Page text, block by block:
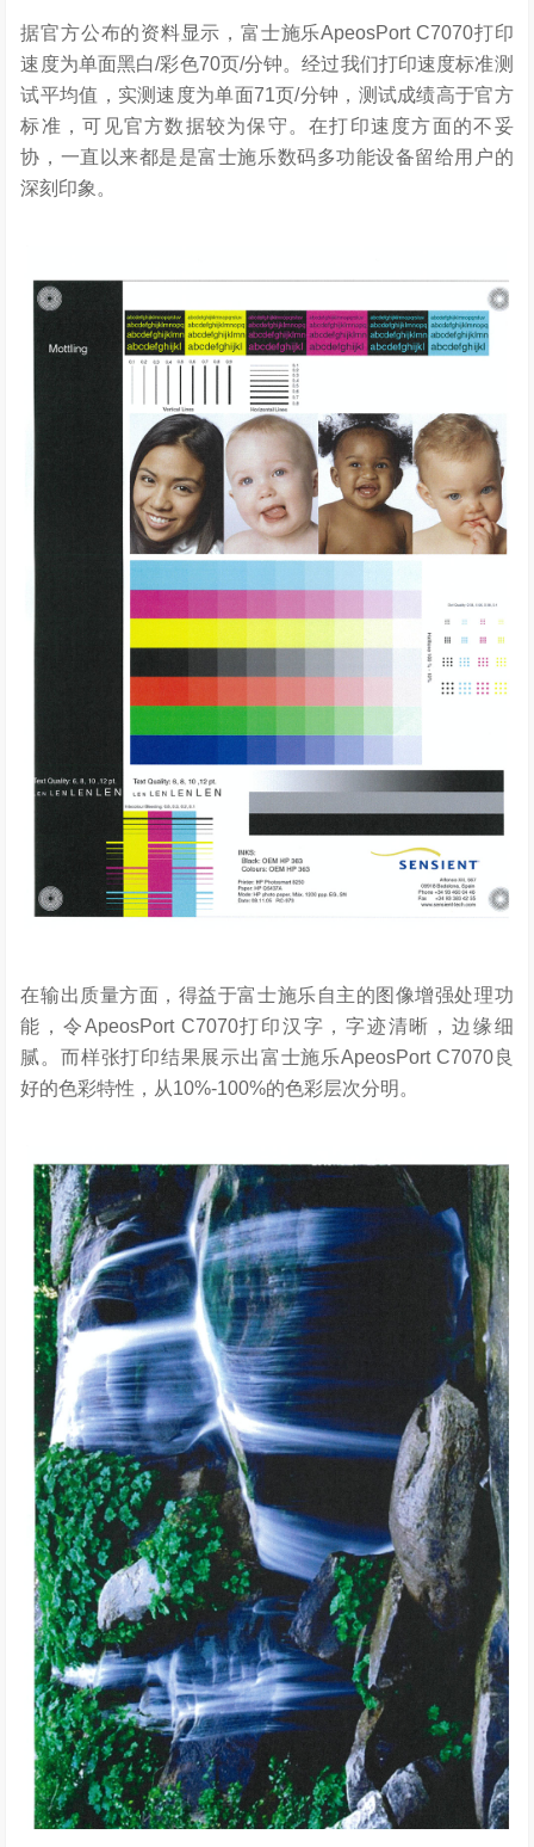
据官方公布的资料显示，富士施乐ApeosPort C7070打印
速度为单面黑白/彩色70页/分钟。经过我们打印速度标准测
试平均值，实测速度为单面71页/分钟，测试成绩高于官方
标准，可见官方数据较为保守。在打印速度方面的不妥
协，一直以来都是是富士施乐数码多功能设备留给用户的
深刻印象。
在输出质量方面，得益于富士施乐自主的图像增强处理功
能，令ApeosPort C7070打印汉字，字迹清晰，边缘细
腻。而样张打印结果展示出富士施乐ApeosPort C7070良
好的色彩特性，从10%-100%的色彩层次分明。